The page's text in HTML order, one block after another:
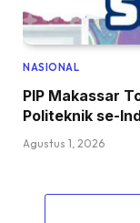
NASIONAL
PIP Makassar
Politeknik se-
Agustus 1, 2026